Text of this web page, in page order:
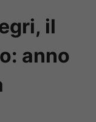
il
anno